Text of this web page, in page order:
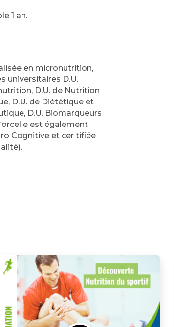
1 an.
en micronutrition,
universitaires D.U.
D.U. de Nutrition
D.U. de Diététique et
D.U. Biomarqueurs
est également
Cognitive et cer tifiée